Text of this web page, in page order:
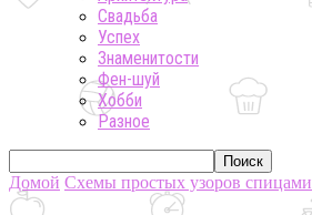
Свадьба
Успех
Знаменитости
Фен-шуй
Хобби
Разное
Домой Схемы простых узоров спицами